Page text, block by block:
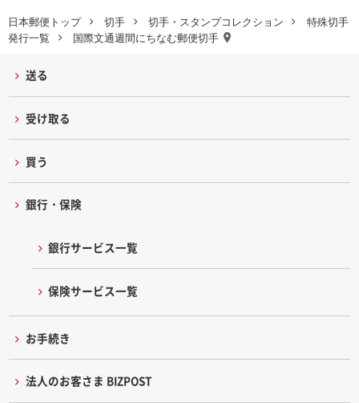
日本郵便トップ 切手 切手・スタンプコレクション
特殊切手
発行一覧
国際文通週間にちなむ郵便切手
送る
受け取る
買う
銀行・保険
銀行サービス一覧
保険サービス一覧
お手続き
法人のお客さま BIZPOST